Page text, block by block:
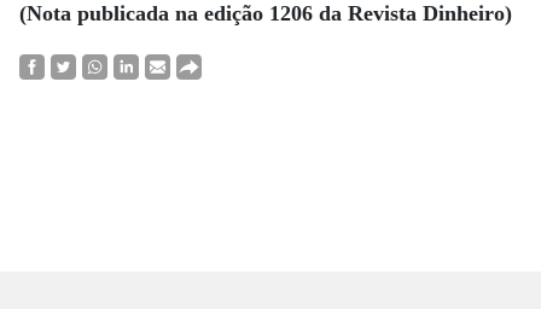
(Nota publicada na edição 1206 da Revista Dinheiro)